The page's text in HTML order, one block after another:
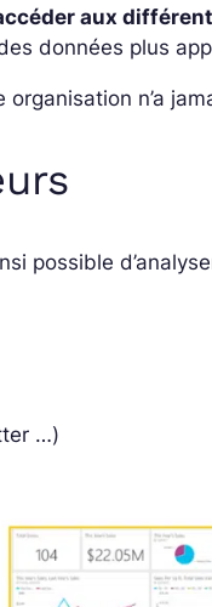
aux
données plus
n’a
possible
…)